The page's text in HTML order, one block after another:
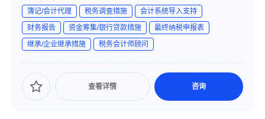
簿记/会计代理 税务调查措施
会计系统导入支持
财务报告
资金筹集/银行贷款措施
最终纳税申报表
继承/企业继承措施
税务会计师顾问
查看详情 咨询